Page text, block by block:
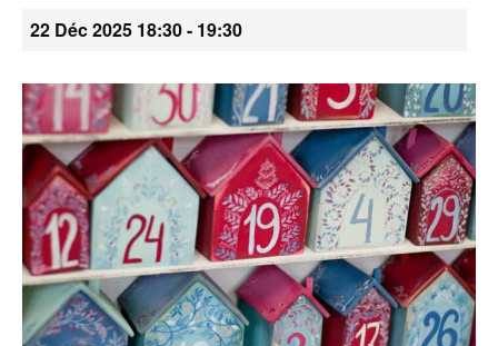
Genève
22 Déc 2025 18:30- 19:30